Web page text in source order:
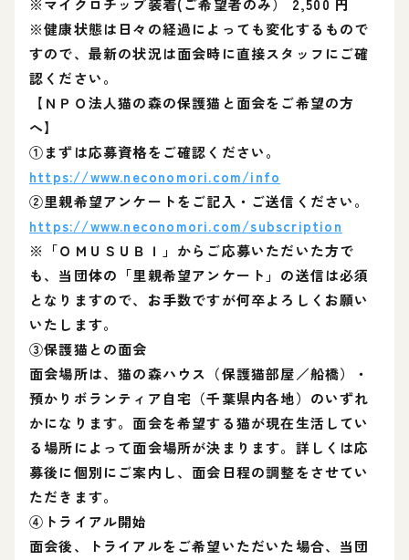
※マイクロチップ装着(ご希望者のみ） 2,500 円
※健康状態は日々の経過によっても変化するもので
すので、最新の状況は面会時に直接スタッフにご確
認ください。
【ＮＰＯ法人猫の森の保護猫と面会をご希望の方
へ】
①まずは応募資格をご確認ください。
https://www.neconomori.com/info
②里親希望アンケートをご記入・ご送信ください。
https://www.neconomori.com/subscription
※「ＯＭＵＳＵＢＩ」からご応募いただいた方で
も、当団体の「里親希望アンケート」の送信は必須
となりますので、お手数ですが何卒よろしくお願い
いたします。
③保護猫との面会
面会場所は、猫の森ハウス（保護猫部屋／船橋）・
預かりボランティア自宅（千葉県内各地）のいずれ
かになります。面会を希望する猫が現在生活してい
る場所によって面会場所が決まります。詳しくは応
募後に個別にご案内し、面会日程の調整をさせてい
ただきます。
④トライアル開始
面会後、トライアルをご希望いただいた場合、当団